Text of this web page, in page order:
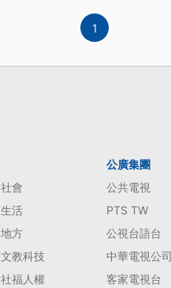
1
社會
生活
地方
文教科技
社福人權
公廣集團
公共電視
PTS TW
公視台語台
中華電視公司
客家電視台